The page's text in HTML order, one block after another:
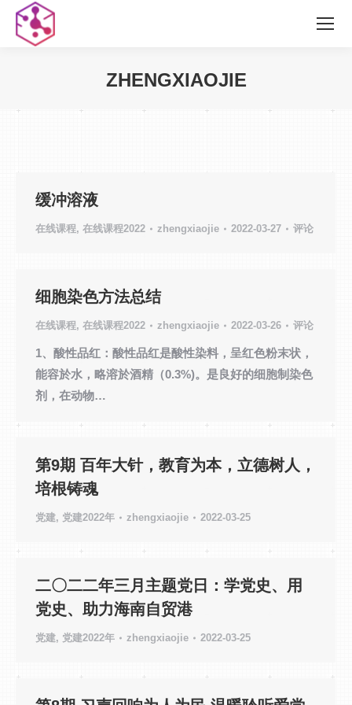
ZHENGXIAOJIE
缓冲溶液
在线课程, 在线课程2022 zhengxiaojie 2022-03-27 评论
细胞染色方法总结
在线课程, 在线课程2022 zhengxiaojie 2022-03-26 评论
1、酸性品红：酸性品红是酸性染料，呈红色粉末状，
能容於水，略溶於酒精（0.3%)。是良好的细胞制染色
剂，在动物…
第9期 百年大针，教育为本，立德树人，
培根铸魂
党建, 党建2022年 zhengxiaojie 2022-03-25
二〇二二年三月主题党日：学党史、用
党史、助力海南自贸港
党建, 党建2022年 zhengxiaojie 2022-03-25